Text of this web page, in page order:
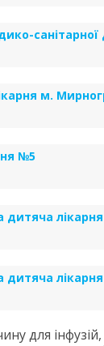
м.
№5
дитяча лікарня
дитяча лікарня
для